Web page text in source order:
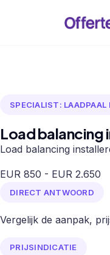
SPECIALIST: LAADPAAL
Load balancing
Load balancing
EUR 850 - EUR 2.650
DIRECT ANTWOORD
Vergelijk de aanpak,
PRIJSINDICATIE